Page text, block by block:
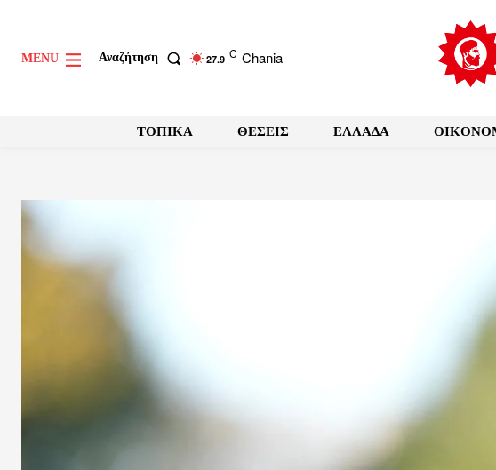
MENU Αναζήτηση 27.9 C Chania
ΤΟΠΙΚΑ ΘΕΣΕΙΣ ΕΛΛΑΔΑ